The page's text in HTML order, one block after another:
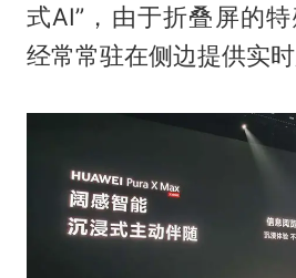
式AI”，由于折叠屏的
经常常驻在侧边提供实时